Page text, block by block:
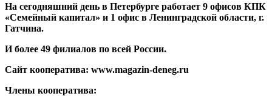
На сегодняшний день в Петербурге работает 9 офисов КПК
«Семейный капитал» и 1 офис в Ленинградской области, г.
Гатчина.
И более 49 филиалов по всей России.
Сайт кооператива: www.magazin-deneg.ru
Члены кооператива: